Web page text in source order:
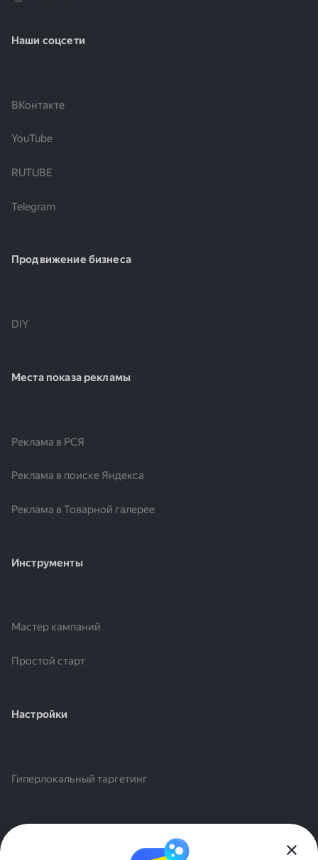
Наши соцсети
ВКонтакте
YouTube
RUTUBE
Telegram
Продвижение бизнеса
DIY
Инструменты
Мастер кампаний
Простой старт
Места показа рекламы
Реклама в РСЯ
Реклама в поиске Яндекса
Реклама в Товарной галерее
Настройки
Гиперлокальный таргетинг